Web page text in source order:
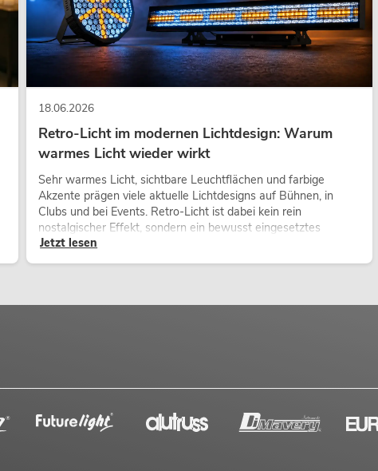
18.06.2026
Retro-Licht im modernen Lichtdesign: Warum
warmes Licht wieder wirkt
Sehr warmes Licht, sichtbare Leuchtflächen und farbige
Akzente prägen viele aktuelle Lichtdesigns auf Bühnen, in
Clubs und bei Events. Retro-Licht ist dabei kein rein
nostalgischer Effekt, sondern ein bewusst eingesetztes
Gestaltungsmittel: Es schafft Atmosphäre, gibt Szenen
Charakter und kann technische LED-Setups emotionaler
Jetzt lesen